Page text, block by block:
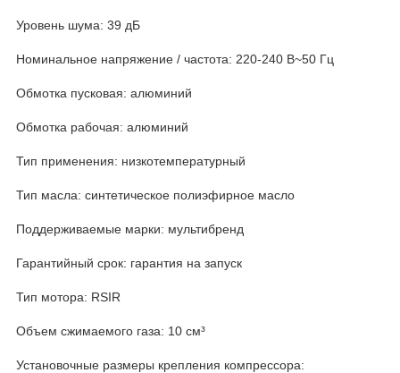
Уровень шума: 39 дБ
Номинальное напряжение / частота: 220-240 В~50 Гц
Обмотка пусковая: алюминий
Обмотка рабочая: алюминий
Тип применения: низкотемпературный
Тип масла: синтетическое полиэфирное масло
Поддерживаемые марки: мультибренд
Гарантийный срок: гарантия на запуск
Тип мотора: RSIR
Объем сжимаемого газа: 10 см³
Установочные размеры крепления компрессора: